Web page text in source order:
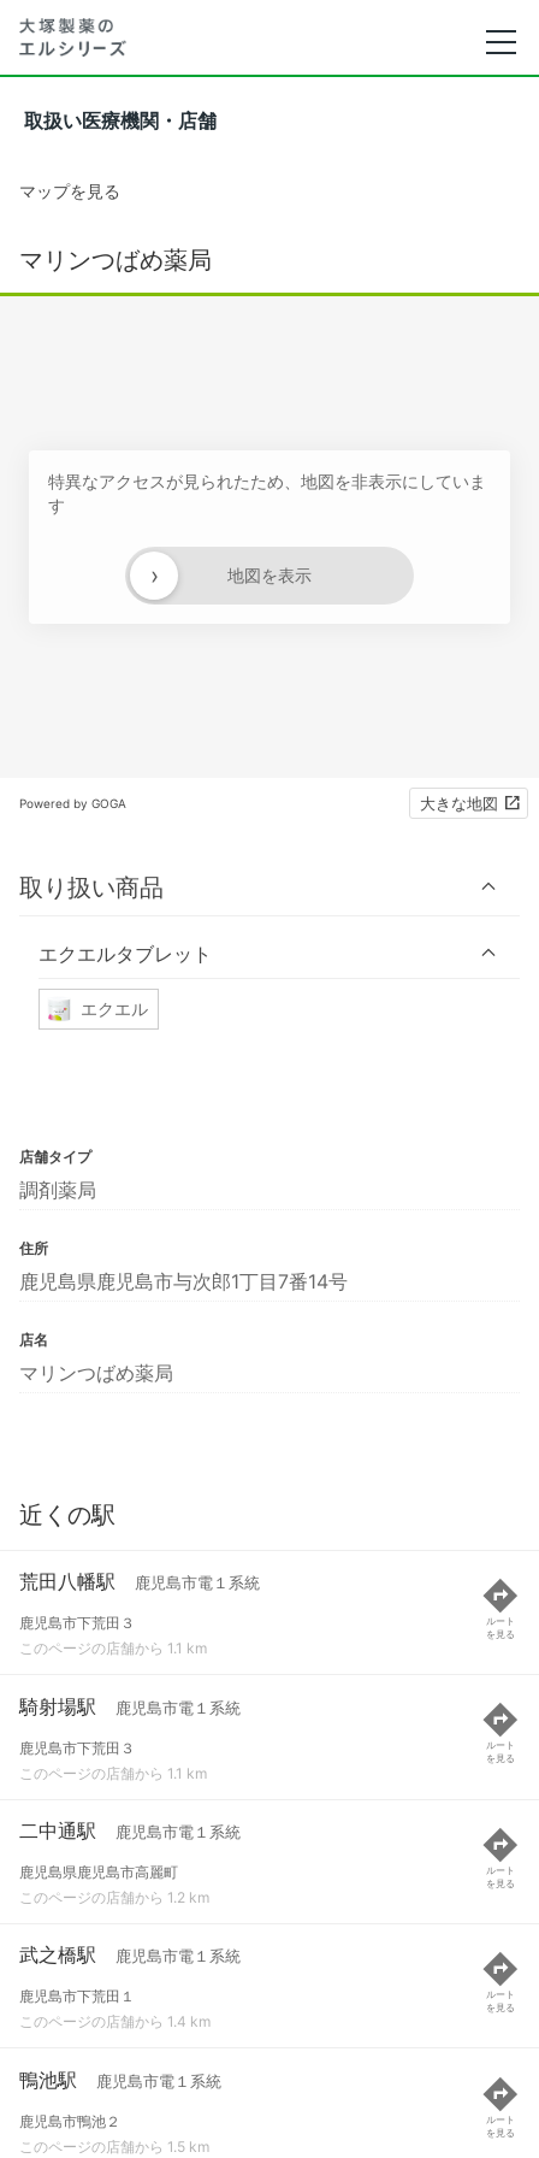
取扱い医療機関・店舗
マップを見る
マリンつばめ薬局
特異なアクセスが見られたため、地図を非表示にしていま
す
地図を表示
›
Powered by GOGA 大きな地図
取り扱い商品
エクエルタブレット
エクエル
店舗タイプ
調剤薬局
住所
鹿児島県鹿児島市与次郎1丁目7番14号
店名
マリンつばめ薬局
近くの駅
荒田八幡駅 鹿児島市電１系統
鹿児島市下荒田３
このページの店舗から 1.1 km
ルート
を見る
騎射場駅 鹿児島市電１系統
鹿児島市下荒田３
このページの店舗から 1.1 km
ルート
を見る
二中通駅 鹿児島市電１系統
鹿児島県鹿児島市高麗町
このページの店舗から 1.2 km
ルート
を見る
武之橋駅 鹿児島市電１系統
鹿児島市下荒田１
このページの店舗から 1.4 km
ルート
を見る
鴨池駅 鹿児島市電１系統
鹿児島市鴨池２
このページの店舗から 1.5 km
ルート
を見る